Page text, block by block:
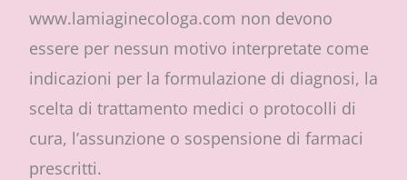
www.lamiaginecologa.com non devono
essere per nessun motivo interpretate come
indicazioni per la formulazione di diagnosi, la
scelta di trattamento medici o protocolli di
cura, l’assunzione o sospensione di farmaci
prescritti.